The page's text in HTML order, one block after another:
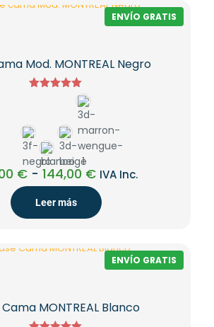
380,00 €
ENVÍO GRATIS
Mod. MONTREAL Negro
de 5
€ - 144,00 €Rango
de
precios:
desde
144,00 €
IVA Inc.
Leer más
ENVÍO GRATIS
MONTREAL Blanco